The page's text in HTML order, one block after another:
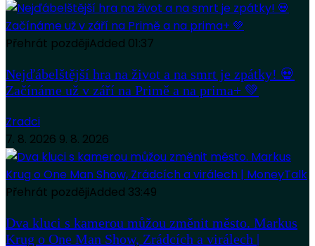
Přehrát pozdějiAdded 01:37
Nejďábelštější hra na život a na smrt je zpátky! 💀
Začínáme už v září na Primě a na prima+ 💚
Zradci
7. 8. 2026 9. 8. 2026
Přehrát pozdějiAdded 33:49
Dva kluci s kamerou můžou změnit město. Markus
Krug o One Man Show, Zrádcích a virálech |